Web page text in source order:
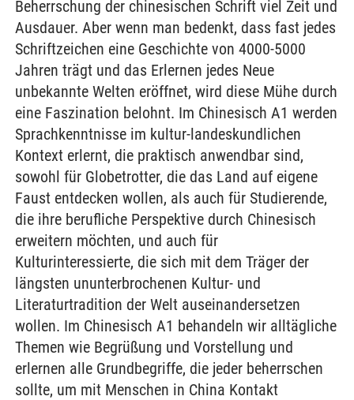
Beherrschung der chinesischen Schrift viel Zeit und
Ausdauer. Aber wenn man bedenkt, dass fast jedes
Schriftzeichen eine Geschichte von 4000-5000
Jahren trägt und das Erlernen jedes Neue
unbekannte Welten eröffnet, wird diese Mühe durch
eine Faszination belohnt. Im Chinesisch A1 werden
Sprachkenntnisse im kultur-landeskundlichen
Kontext erlernt, die praktisch anwendbar sind,
sowohl für Globetrotter, die das Land auf eigene
Faust entdecken wollen, als auch für Studierende,
die ihre berufliche Perspektive durch Chinesisch
erweitern möchten, und auch für
Kulturinteressierte, die sich mit dem Träger der
längsten ununterbrochenen Kultur- und
Literaturtradition der Welt auseinandersetzen
wollen. Im Chinesisch A1 behandeln wir alltägliche
Themen wie Begrüßung und Vorstellung und
erlernen alle Grundbegriffe, die jeder beherrschen
sollte, um mit Menschen in China Kontakt